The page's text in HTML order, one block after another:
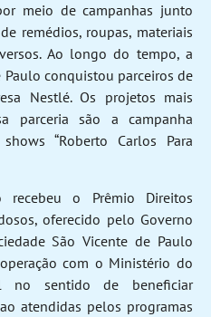
meio de campanhas junto
remédios, roupas, materiais
Ao longo do tempo, a
Paulo conquistou parceiros de
Nestlé. Os projetos mais
parceria são a campanha
“Roberto Carlos Para
o Prêmio Direitos
oferecido pelo Governo
São Vicente de Paulo
com o Ministério do
no sentido de beneficiar
atendidas pelos programas